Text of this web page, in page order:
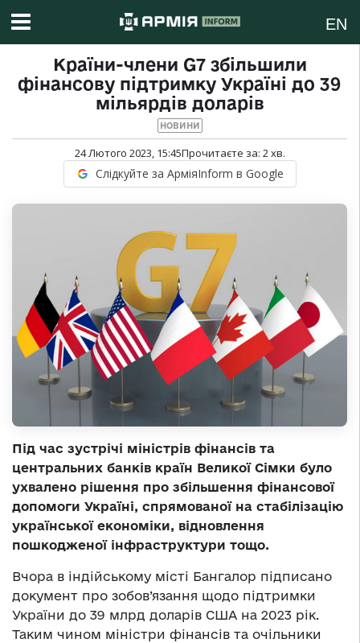
EN
Країни-члени G7 збільшили
фінансову підтримку Україні до 39
мільярдів доларів
НОВИНИ
24 Лютого 2023, 15:45Прочитаєте за: 2хв.
Слідкуйте за АрміяInform в Google
Під час зустрічі міністрів фінансів та
центральних банків країн Великої Сімки було
ухвалено рішення про збільшення фінансової
допомоги Україні, спрямованої на стабілізацію
української економіки, відновлення
пошкодженої інфраструктури тощо.
Вчора в індійському місті Бангалор підписано
документ про зобов’язання щодо підтримки
України до 39 млрд доларів США на 2023 рік.
Таким чином міністри фінансів та очільники